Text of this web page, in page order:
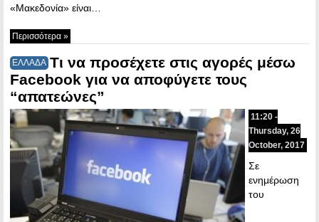
«Μακεδονία» είναι…
Περισσότερα »
ΕΛΛΑΔΑ Τι να προσέχετε στις αγορές μέσω
Facebook για να αποφύγετε τους
“απατεώνες”
11:20 -
Thursday, 26
October, 2017
Σε
ενημέρωση
του